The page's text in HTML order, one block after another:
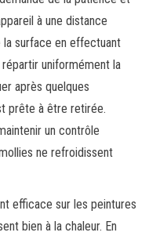
à une distance
la surface en effectuant
uniformément la
après quelques
prête à être retirée.
un contrôle
ne refroidissent
efficace sur les peintures
bien à la chaleur. En